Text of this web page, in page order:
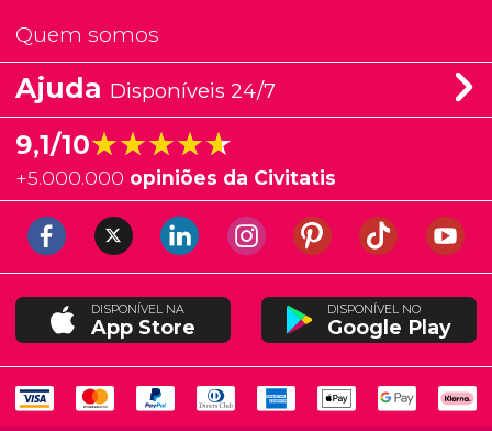
Quem somos
Ajuda Disponíveis 24/7
9,1/10★★★★★
★★★★★
+5.000.000 opiniões da Civitatis
DISPONÍVEL NA
App Store
DISPONÍVEL NO
Google Play